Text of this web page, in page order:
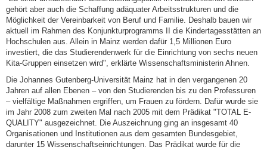
gehört aber auch die Schaffung adäquater Arbeitsstrukturen und die
Möglichkeit der Vereinbarkeit von Beruf und Familie. Deshalb bauen wir
aktuell im Rahmen des Konjunkturprogramms II die Kindertagesstätten an
Hochschulen aus. Allein in Mainz werden dafür 1,5 Millionen Euro
investiert, die das Studierendenwerk für die Einrichtung von sechs neuen
Kita-Gruppen einsetzen wird", erklärte Wissenschaftsministerin Ahnen.
Die Johannes Gutenberg-Universität Mainz hat in den vergangenen 20
Jahren auf allen Ebenen – von den Studierenden bis zu den Professuren
– vielfältige Maßnahmen ergriffen, um Frauen zu fördern. Dafür wurde sie
im Jahr 2008 zum zweiten Mal nach 2005 mit dem Prädikat "TOTAL E-
QUALITY" ausgezeichnet. Die Auszeichnung ging an insgesamt 40
Organisationen und Institutionen aus dem gesamten Bundesgebiet,
darunter 15 Wissenschaftseinrichtungen. Das Prädikat wurde für die